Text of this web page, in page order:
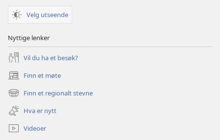
Velg utseende
Nyttige lenker
Vil du ha et besøk?
Finn et møte
(åpner
nytt
vindu)
Finn et regionalt stevne
(åpner
nytt
vindu)
Hva er nytt
Videoer